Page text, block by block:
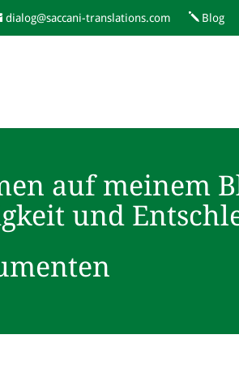
dialog@saccani-translations.com Blog
auf meinem
und